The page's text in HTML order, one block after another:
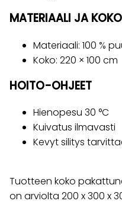
MATERIAALI JA KOKO
Materiaali: 100 %
Koko: 220 × 100 cm
HOITO-OHJEET
Hienopesu 30 °C
Kuivatus ilmavasti
Kevyt silitys
Tuotteen koko
on arviolta 200 x 300 x